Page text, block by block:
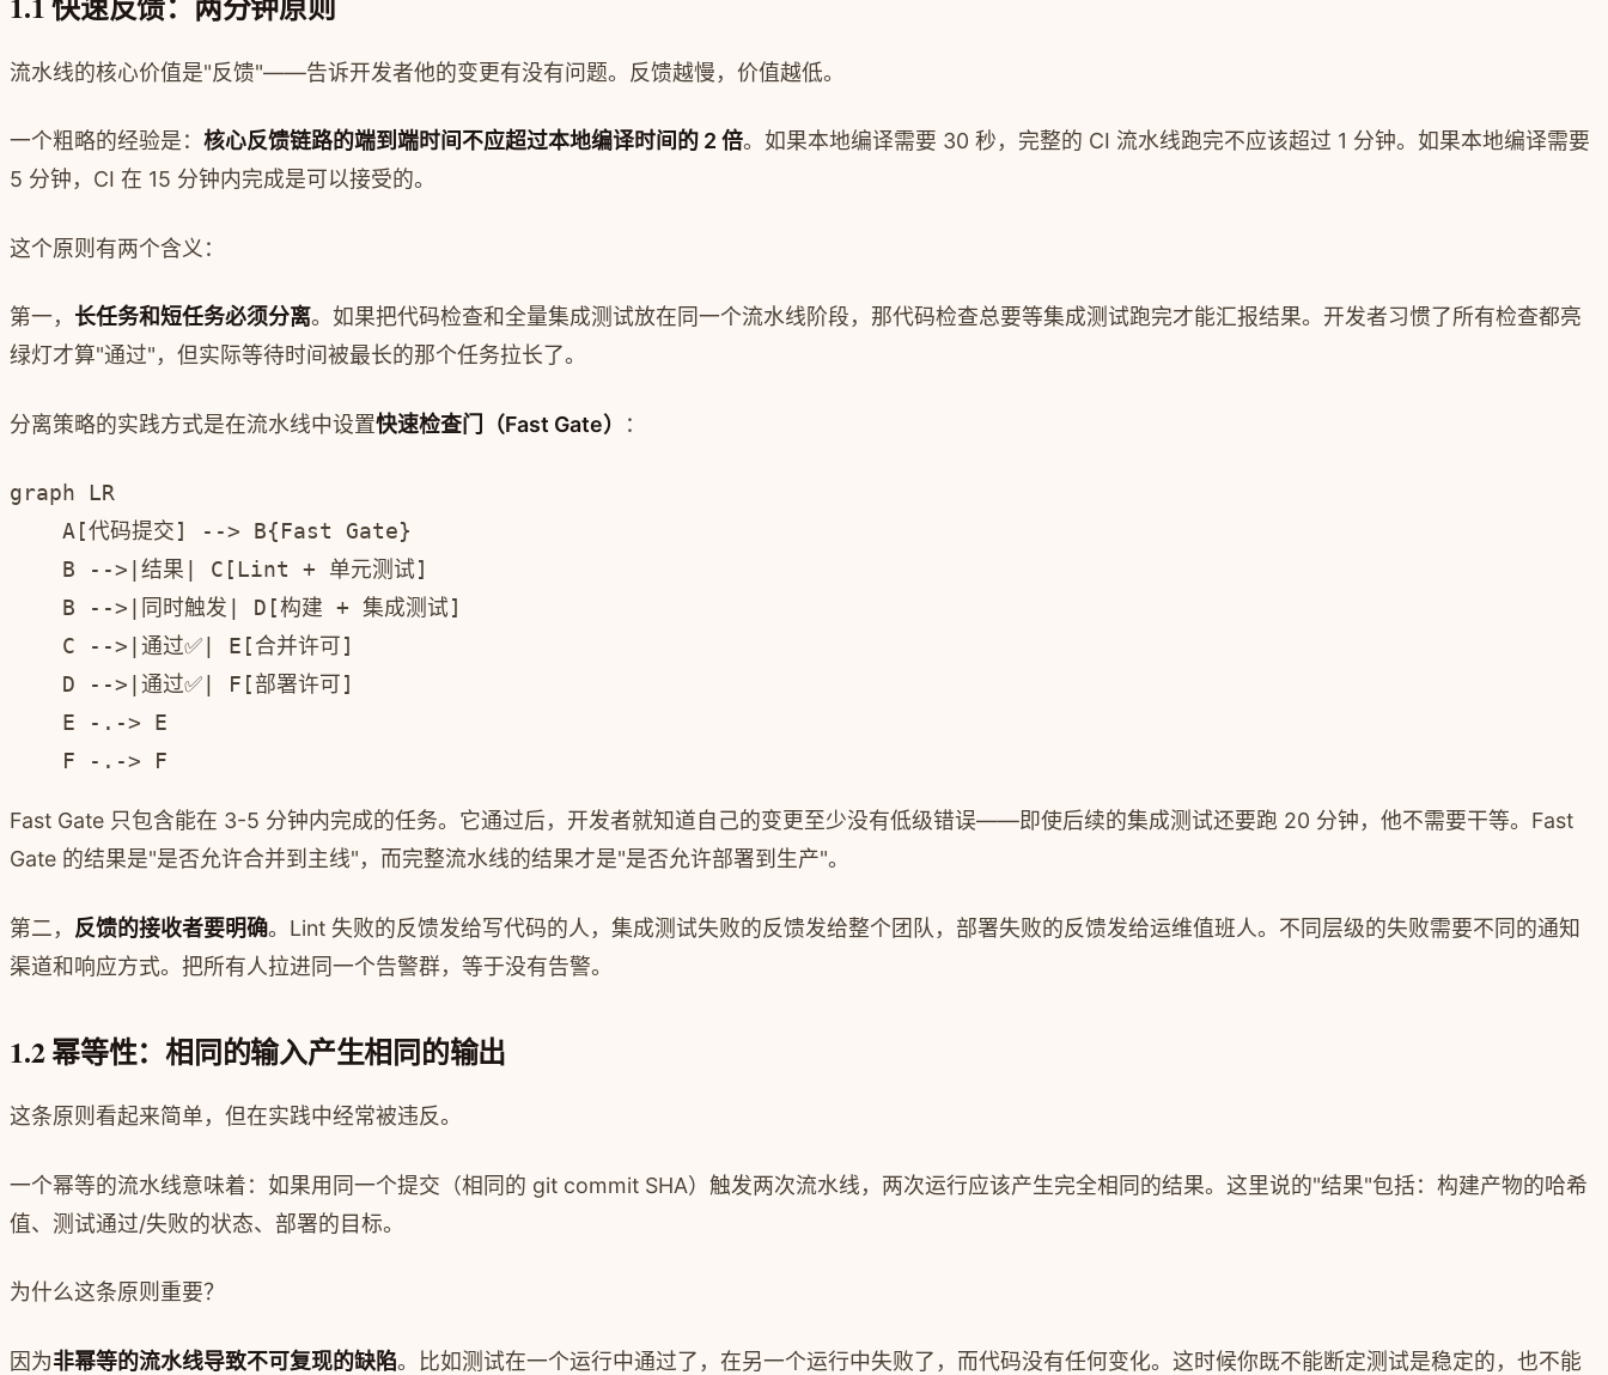
流水线的核心价值是"反馈"——告诉开发者他的变更有没有问题。反馈越慢，价值越低。
一个粗略的经验是： 核心反馈链路的端到端时间不应超过本地编译时间的 2 倍。如果本地编译需要 30 秒，完整的 CI 流水线跑完不应该超过 1 分钟。如果本地编译需要
5 分钟，CI 在 15 分钟内完成是可以接受的。
这个原则有两个含义：
第一， 长任务和短任务必须分离。如果把代码检查和全量集成测试放在同一个流水线阶段，那代码检查总要等集成测试跑完才能汇报结果。开发者习惯了所有检查都亮
绿灯才算"通过"，但实际等待时间被最长的那个任务拉长了。
分离策略的实践方式是在流水线中设置快速检查门（Fast Gate） ：
graph LR
    A[代码提交] --> B{Fast Gate}
    B -->|结果| C[Lint + 单元测试]
    B -->|同时触发| D[构建 + 集成测试]
    C -->|通过✅| E[合并许可]
    D -->|通过✅| F[部署许可]
    E -.-> E
Fast Gate 只包含能在 3-5 分钟内完成的任务。它通过后，开发者就知道自己的变更至少没有低级错误——即使后续的集成测试还要跑 20 分钟，他不需要干等。Fast
Gate 的结果是"是否允许合并到主线"，而完整流水线的结果才是"是否允许部署到生产"。
第二， 反馈的接收者要明确。Lint 失败的反馈发给写代码的人，集成测试失败的反馈发给整个团队，部署失败的反馈发给运维值班人。不同层级的失败需要不同的通知
渠道和响应方式。把所有人拉进同一个告警群，等于没有告警。
1.2 幂等性：相同的输入产生相同的输出
这条原则看起来简单，但在实践中经常被违反。
一个幂等的流水线意味着：如果用同一个提交（相同的 git commit SHA）触发两次流水线，两次运行应该产生完全相同的结果。这里说的"结果"包括：构建产物的哈希
值、测试通过/失败的状态、部署的目标。
为什么这条原则重要？
因为非幂等的流水线导致不可复现的缺陷。比如测试在一个运行中通过了，在另一个运行中失败了，而代码没有任何变化。这时候你既不能断定测试是稳定的，也不能